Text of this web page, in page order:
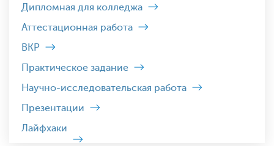
Дипломная для колледжа
Аттестационная работа
ВКР
Практическое задание
Научно-исследовательская работа
Презентации
Лайфхаки